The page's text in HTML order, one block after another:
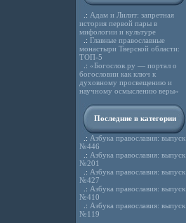
.: Адам и Лилит: запретная
история первой пары в
мифологии и культуре
.: Главные православные
монастыри Тверской области:
ТОП-5
.: «Богослов.ру — портал о
богословии как ключ к
духовному просвещению и
научному осмыслению веры»
Последние в категории
.: Азбука православия: выпуск
№446
.: Азбука православия: выпуск
№201
.: Азбука православия: выпуск
№427
.: Азбука православия: выпуск
№410
.: Азбука православия: выпуск
№119